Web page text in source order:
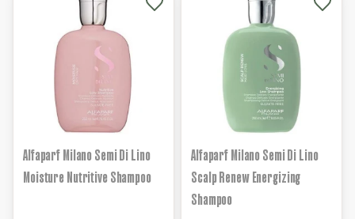
Alfaparf Milano Semi Di Lino
Moisture Nutritive Shampoo
Alfaparf Milano Semi Di Lino
Scalp Renew Energizing
Shampoo